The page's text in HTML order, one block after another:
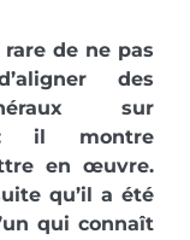
de ne pas
des
sur
: il montre
en œuvre.
qu’il a été
qui connaît